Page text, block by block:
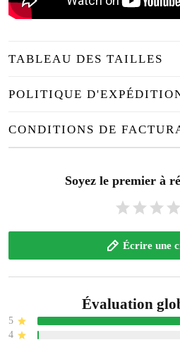
TABLEAU DES TAILLES
POLITIQUE
CONDITIONS DE
Soyez le premier à
Écrire une
Évaluation
5
4